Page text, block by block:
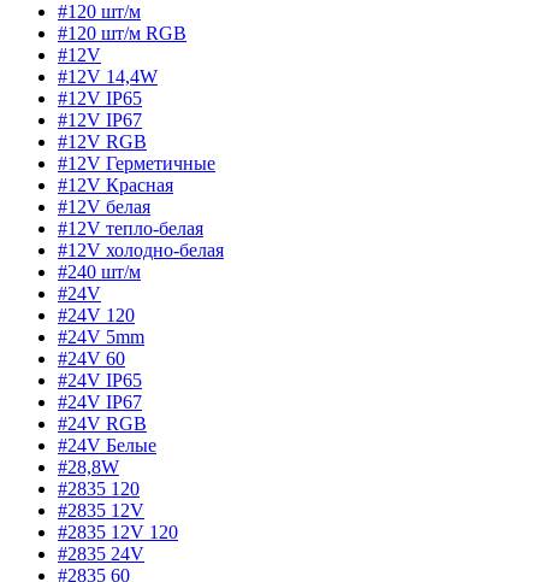
#120 шт/м
#120 шт/м RGB
#12V
#12V 14,4W
#12V IP65
#12V IP67
#12V RGB
#12V Герметичные
#12V Красная
#12V белая
#12V тепло-белая
#12V холодно-белая
#240 шт/м
#24V
#24V 120
#24V 5mm
#24V 60
#24V IP65
#24V IP67
#24V RGB
#24V Белые
#28,8W
#2835 120
#2835 12V
#2835 12V 120
#2835 24V
#2835 60